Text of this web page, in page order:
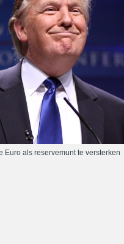
Euro als reservemunt te versterken